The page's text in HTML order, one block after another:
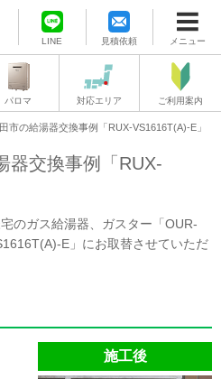
LINE 見積依頼 メニュー
パロマ 対応エリア ご利用案内
市の給湯器交換事例「RUX-VS1616T(A)-E」
器交換事例「RUX-
のガス給湯器、ガスター「OUR-
E」にお取替させていただ
施工後